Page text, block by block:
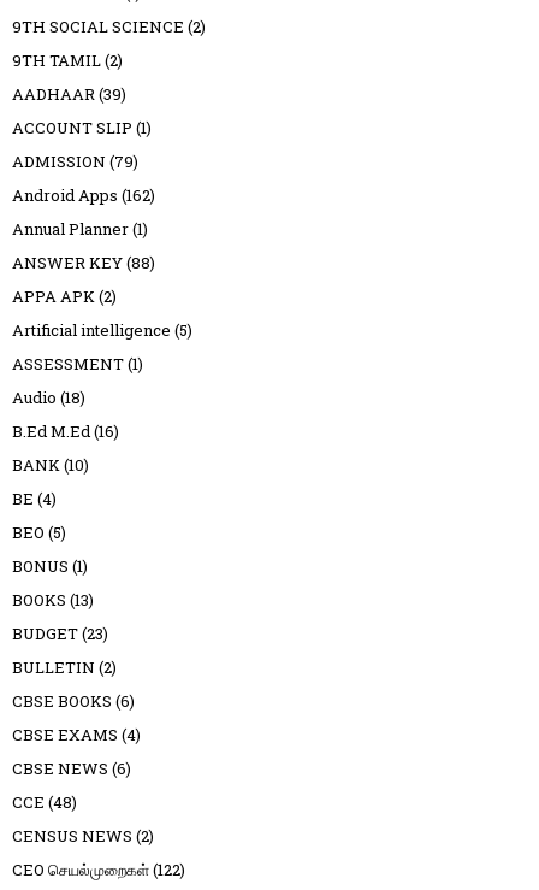
9TH SOCIAL SCIENCE (2)
9TH TAMIL(2)
AADHAAR(39)
ACCOUNT SLIP (1)
ADMISSION (79)
Android Apps (162)
Annual Planner(1)
ANSWER KEY(88)
APPA APK(2)
Artificial intelligence (5)
ASSESSMENT(1)
Audio (18)
B.Ed M.Ed(16)
BANK(10)
BE (4)
BEO (5)
BONUS (1)
BOOKS (13)
BUDGET(23)
BULLETIN (2)
CBSE BOOKS (6)
CBSE EXAMS (4)
CBSE NEWS (6)
CCE (48)
CENSUS NEWS (2)
CEO செயல்முறைகள்(122)